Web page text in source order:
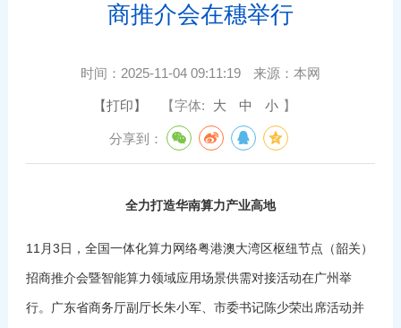
商推介会在穗举行
时间： 2025-11-04 09:11:19 来源： 本网
【打印】 【字体: 大 中 小 】
分享到：
全力打造华南算力产业高地
11月3日，全国一体化算力网络粤港澳大湾区枢纽节点（韶关）
招商推介会暨智能算力领域应用场景供需对接活动在广州举
行。广东省商务厅副厅长朱小军、市委书记陈少荣出席活动并